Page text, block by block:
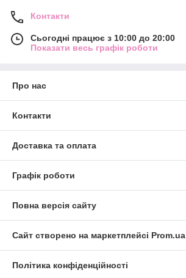
Контакти
Сьогодні працює з 10:00 до 20:00
Показати весь графік роботи
Про нас
Контакти
Доставка та оплата
Графік роботи
Повна версія сайту
Сайт створено на маркетплейсі Prom.ua
Політика конфіденційності